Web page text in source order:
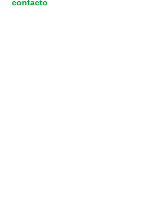
contacto